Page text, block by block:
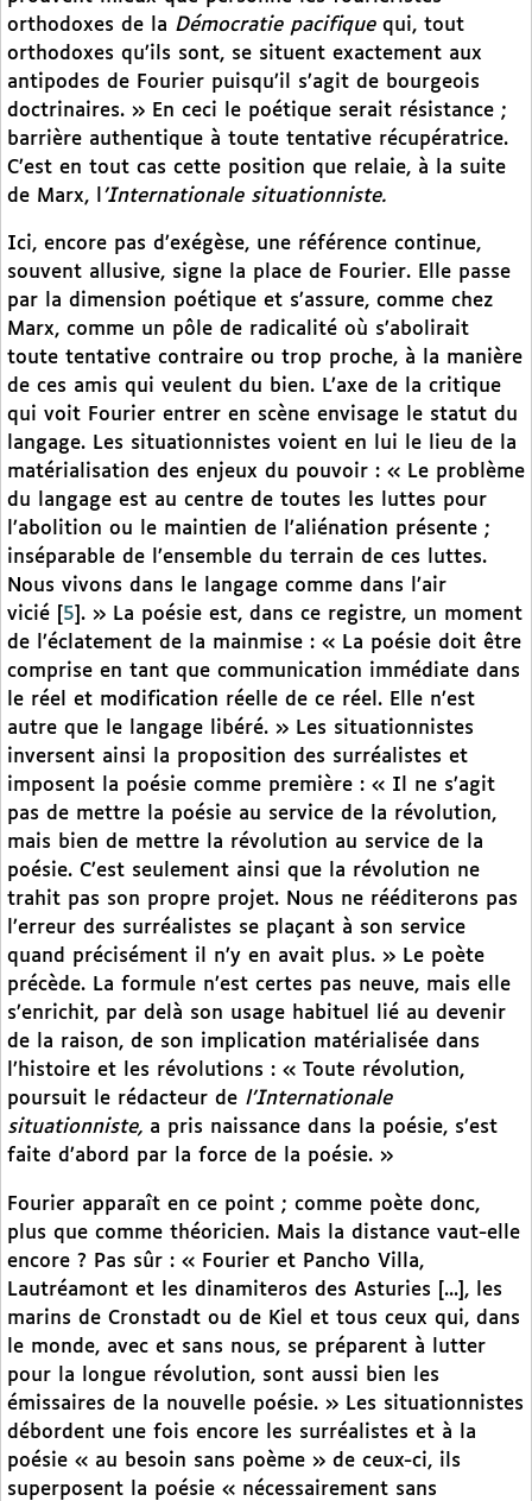
orthodoxes de la Démocratie pacifiquequi, tout
orthodoxes qu’ils sont, se situent exactement aux
antipodes de Fourier puisqu’il s’agit de bourgeois
doctrinaires. » En ceci le poétique serait résistance ;
barrière authentique à toute tentative récupératrice.
C’est en tout cas cette position que relaie, à la suite
de Marx, l
’Internationale situationniste.
Ici, encore pas d’exégèse, une référence continue,
souvent allusive, signe la place de Fourier. Elle passe
par la dimension poétique et s’assure, comme chez
Marx, comme un pôle de radicalité où s’abolirait
toute tentative contraire ou trop proche, à la manière
de ces amis qui veulent du bien. L’axe de la critique
qui voit Fourier entrer en scène envisage le statut du
langage. Les situationnistes voient en lui le lieu de la
matérialisation des enjeux du pouvoir : « Le problème
du langage est au centre de toutes les luttes pour
l’abolition ou le maintien de l’aliénation présente ;
inséparable de l’ensemble du terrain de ces luttes.
Nous vivons dans le langage comme dans l’air
vicié
5 . » La poésie est, dans ce registre, un moment
de l’éclatement de la mainmise : « La poésie doit être
comprise en tant que communication immédiate dans
le réel et modification réelle de ce réel. Elle n’est
autre que le langage libéré. » Les situationnistes
inversent ainsi la proposition des surréalistes et
imposent la poésie comme première : « Il ne s’agit
pas de mettre la poésie au service de la révolution,
mais bien de mettre la révolution au service de la
poésie. C’est seulement ainsi que la révolution ne
trahit pas son propre projet. Nous ne rééditerons pas
l’erreur des surréalistes se plaçant à son service
quand précisément il n’y en avait plus. » Le poète
précède. La formule n’est certes pas neuve, mais elle
s’enrichit, par delà son usage habituel lié au devenir
de la raison, de son implication matérialisée dans
l’histoire et les révolutions : « Toute révolution,
poursuit le rédacteur de l’Internationale
situationniste, a pris naissance dans la poésie, s’est
faite d’abord par la force de la poésie. »
Fourier apparaît en ce point ; comme poète donc,
plus que comme théoricien. Mais la distance vaut-elle
encore ? Pas sûr : « Fourier et Pancho Villa,
Lautréamont et les dinamiteros des Asturies [...], les
marins de Cronstadt ou de Kiel et tous ceux qui, dans
le monde, avec et sans nous, se préparent à lutter
pour la longue révolution, sont aussi bien les
émissaires de la nouvelle poésie. » Les situationnistes
débordent une fois encore les surréalistes et à la
poésie « au besoin sans poème » de ceux-ci, ils
superposent la poésie « nécessairement sans